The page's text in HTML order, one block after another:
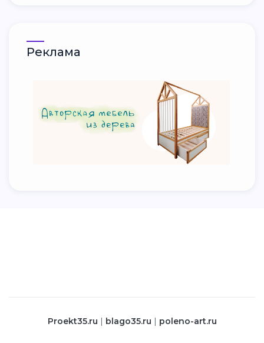
Реклама
proekt35.ru | blago35.ru | poleno-art.ru